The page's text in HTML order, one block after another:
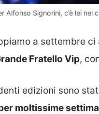
Alfonso Signorini, c’è lei nel
a settembre
Fratello Vip,
edizioni sono
moltissime